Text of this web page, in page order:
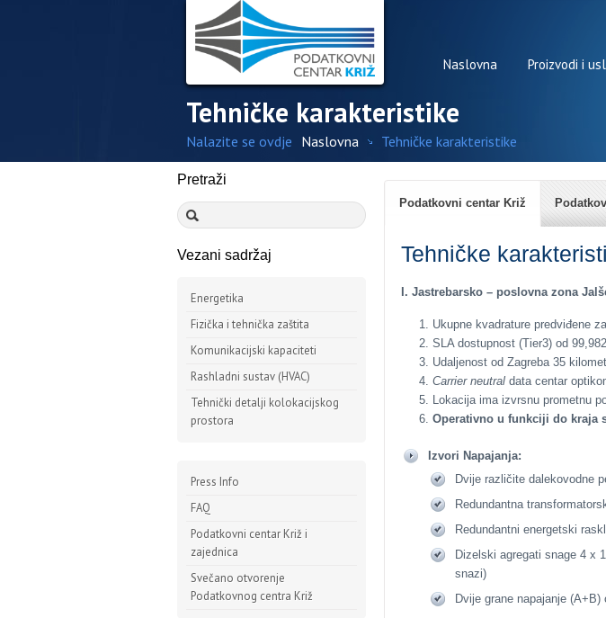
Naslovna Proizvodi i
Tehničke karakteristike
Nalazite se ovdje Naslovna Tehničke karakteristike
Pretraži
Vezani sadržaj
Energetika
Fizička i tehnička zaštita
Komunikacijski kapaciteti
Rashladni sustav (HVAC)
Tehnički detalji kolokacijskog
prostora
Press Info
FAQ
Podatkovni centar Križ i
zajednica
Svečano otvorenje
Podatkovnog centra Križ
Podatkovni centar Križ
Tehničke
I. Jastrebarsko – poslovna zona
Ukupne kvadrature predviđene
SLA dostupnost (Tier3) od
Udaljenost od Zagreba 35
Carrier neutral data centar
Lokacija ima izvrsnu prometnu
Operativno u funkciji do kraja
Izvori Napajanja:
Dvije različite dalekovodne
Redundantna
Redundantni energetski
Dizelski agregati snage 4 x
snazi)
Dvije grane napajanje